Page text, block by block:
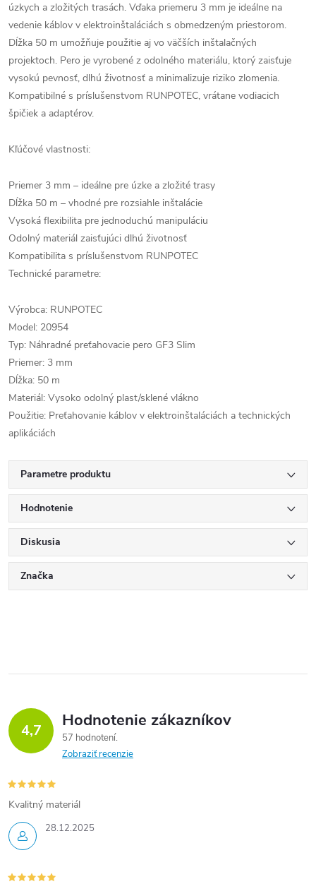
úzkych a zložitých trasách. Vďaka priemeru 3 mm je ideálne na
vedenie káblov v elektroinštaláciách s obmedzeným priestorom.
Dĺžka 50 m umožňuje použitie aj vo väčších inštalačných
projektoch. Pero je vyrobené z odolného materiálu, ktorý zaisťuje
vysokú pevnosť, dlhú životnosť a minimalizuje riziko zlomenia.
Kompatibilné s príslušenstvom RUNPOTEC, vrátane vodiacich
špičiek a adaptérov.
Kľúčové vlastnosti:
Priemer 3 mm – ideálne pre úzke a zložité trasy
Dĺžka 50 m – vhodné pre rozsiahle inštalácie
Vysoká flexibilita pre jednoduchú manipuláciu
Odolný materiál zaisťujúci dlhú životnosť
Kompatibilita s príslušenstvom RUNPOTEC
Technické parametre:
Výrobca: RUNPOTEC
Model: 20954
Typ: Náhradné preťahovacie pero GF3 Slim
Priemer: 3 mm
Dĺžka: 50 m
Materiál: Vysoko odolný plast/sklené vlákno
Použitie: Preťahovanie káblov v elektroinštaláciách a technických
aplikáciách
Parametre produktu
Hodnotenie
Diskusia
Značka
4,7 Hodnotenie zákazníkov
57 hodnotení
Zobraziť recenzie
28.12.2025
Kvalitný materiál